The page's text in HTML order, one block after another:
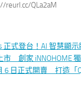
reurl.cc/QLa2aM
正式登台！AI 智慧顯示
市 創家 iNNOHOME
6 日正式開賣 打造「